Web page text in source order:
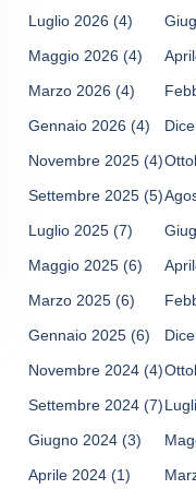
Luglio 2026 (4)
Maggio 2026 (4)
Marzo 2026 (4)
Gennaio 2026 (4)
Novembre 2025 (4)
Settembre 2025 (5)
Luglio 2025 (7)
Maggio 2025 (6)
Marzo 2025 (6)
Gennaio 2025 (6)
Novembre 2024 (4)
Settembre 2024 (7)
Giugno 2024 (3)
Aprile 2024 (1)